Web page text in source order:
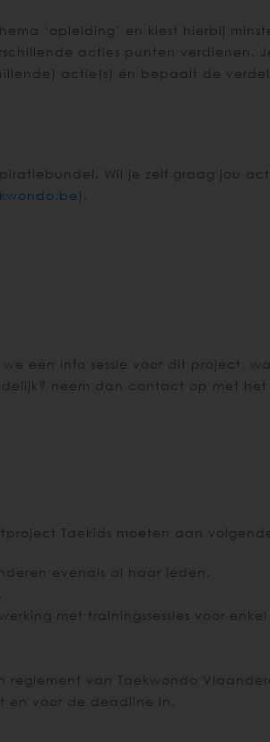
‘opleiding’ en kiest hierbij
acties punten verdienen.
actie(s) én bepaalt de
Wil je zelf graag jou
).
een info sessie voor dit project,
neem dan contact op met
Taekids moeten aan
evenals al haar leden.
met trainingssessies voor
van Taekwondo
en voor de deadline in.